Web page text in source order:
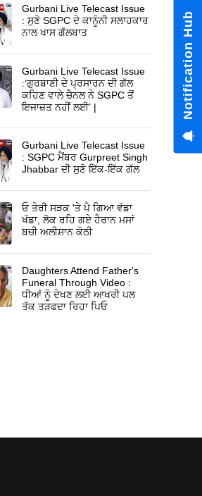
Gurbani Live Telecast Issue
: ਸੁਣੋ SGPC ਦੇ ਕਾਨੂੰਨੀ ਸਲਾਹਕਾਰ
ਨਾਲ ਖਾਸ ਗੱਲਬਾਤ
Gurbani Live Telecast Issue
:‘ਗੁਰਬਾਣੀ ਦੇ ਪ੍ਰਸਾਰਨ ਦੀ ਗੱਲ
ਕਹਿਣ ਵਾਲੇ ਚੈਨਲ ਨੇ SGPC ਤੋਂ
ਇਜਾਜ਼ਤ ਨਹੀਂ ਲਈ’ |
Gurbani Live Telecast Issue
: SGPC ਮੈਂਬਰ Gurpreet Singh
Jhabbar ਦੀ ਸੁਣੋ ਇੱਕ-ਇੱਕ ਗੱਲ
ਓ ਤੇਰੀ ਸੜਕ 'ਤੇ ਪੈ ਗਿਆ ਵੱਡਾ
ਖੱਡਾ, ਲੋਕ ਰਹਿ ਗਏ ਹੈਰਾਨ ਮਸਾਂ
ਬਚੀ ਅਲੀਸ਼ਾਨ ਕੋਠੀ
Daughters Attend Father's
Funeral Through Video :
ਧੀਆਂ ਨੂੰ ਦੇਖਣ ਲਈ ਆਖਰੀ ਪਲ
ਤੱਕ ਤੜਫਦਾ ਰਿਹਾ ਪਿਓ
Notification Hub